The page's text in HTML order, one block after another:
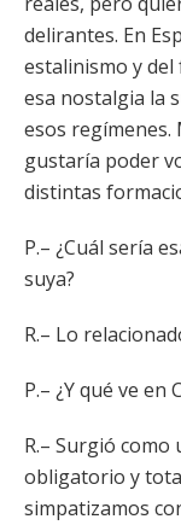
delirantes. En
estalinismo y
esa nostalgia la
esos regímenes.
gustaría poder
distintas
P.– ¿Cuál sería
suya?
R.– Lo
P.– ¿Y qué ve en
R.– Surgió
obligatorio y
simpatizamos